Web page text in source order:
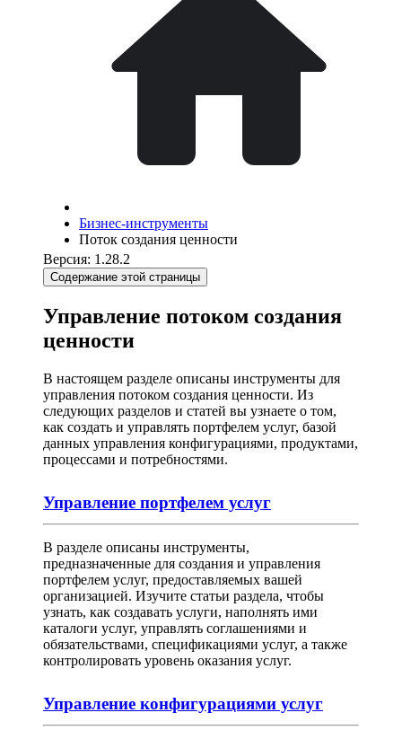
Бизнес-инструменты
Поток создания ценности
Версия: 1.28.2
Содержание этой страницы
Управление потоком создания
ценности
В настоящем разделе описаны инструменты для
управления потоком создания ценности. Из
следующих разделов и статей вы узнаете о том,
как создать и управлять портфелем услуг, базой
данных управления конфигурациями, продуктами,
процессами и потребностями.
Управление портфелем услуг
В разделе описаны инструменты,
предназначенные для создания и управления
портфелем услуг, предоставляемых вашей
организацией. Изучите статьи раздела, чтобы
узнать, как создавать услуги, наполнять ими
каталоги услуг, управлять соглашениями и
обязательствами, спецификациями услуг, а также
контролировать уровень оказания услуг.
Управление конфигурациями услуг